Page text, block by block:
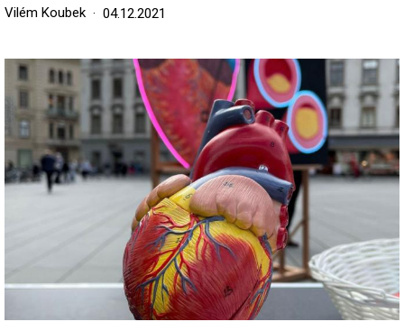
Vilém Koubek 04.12.2021
Image